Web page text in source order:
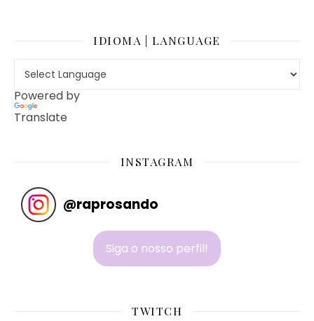
IDIOMA | LANGUAGE
Powered by
Translate
INSTAGRAM
@raprosando
Siga o nosso perfil!
TWITCH